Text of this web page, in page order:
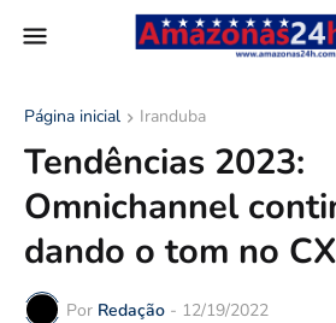
Página inicial Iranduba
Tendências 2023:
Omnichannel
dando o tom no CX
Por Redação - 12/19/2022